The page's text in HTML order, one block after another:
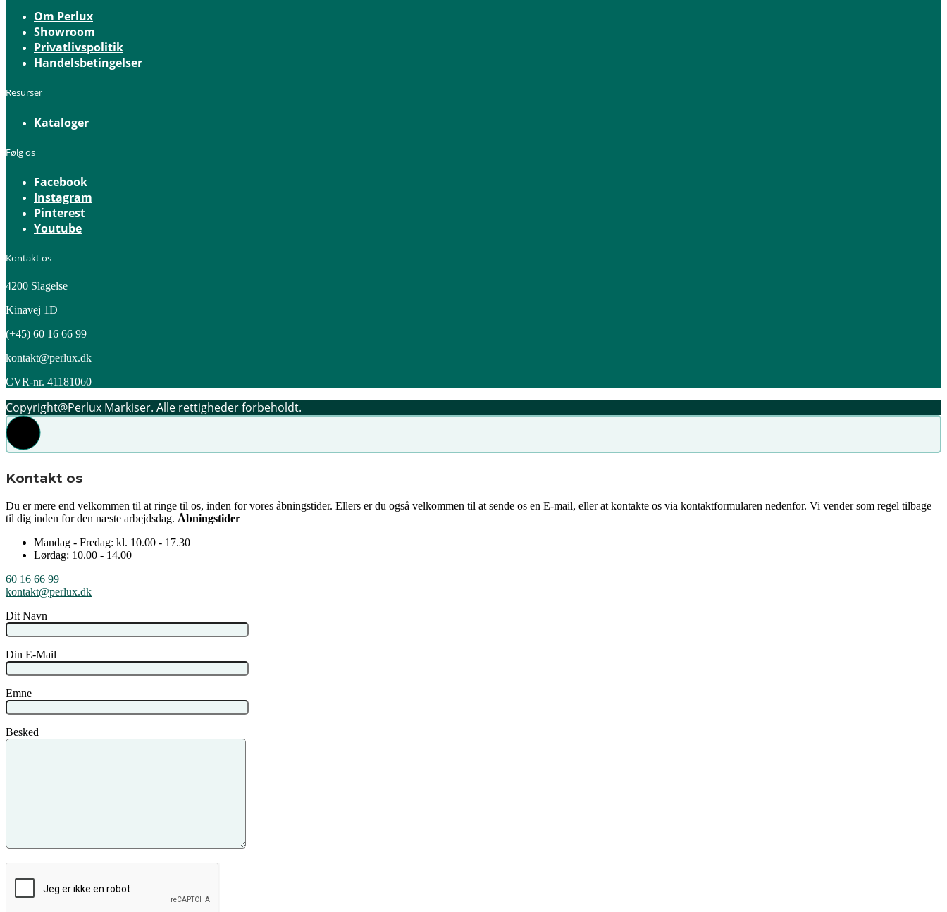
Om Perlux
Showroom
Privatlivspolitik
Handelsbetingelser
Resurser
Kataloger
Følg os
Facebook
Instagram
Pinterest
Youtube
Kontakt os
4200 Slagelse
Kinavej 1D
(+45) 60 16 66 99
kontakt@perlux.dk
CVR-nr. 41181060
Copyright@Perlux Markiser. Alle rettigheder forbeholdt.
Kontakt os
Du er mere end velkommen til at ringe til os, inden for vores åbningstider. Ellers er du også velkommen til at sende os en E-mail, eller at kontakte os via kontaktformularen nedenfor. Vi vender som regel tilbage
til dig inden for den næste arbejdsdag. Åbningstider
Mandag - Fredag: kl. 10.00 - 17.30
Lørdag: 10.00 - 14.00
60 16 66 99
kontakt@perlux.dk
Dit Navn
Din E-Mail
Emne
Besked